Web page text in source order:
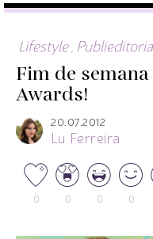
Lifestyle
Fim de semana
Awards!
20.07.2012
Lu Ferreira
0 0 0 0